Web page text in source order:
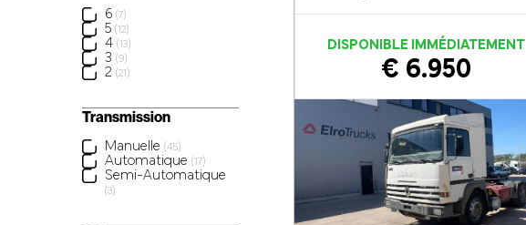
6 (7)
5 (12)
4 (13)
3 (9)
2 (21)
Transmission
Manuelle (45)
Automatique (17)
Semi-Automatique
(3)
DISPONIBLE IMMÉDIATEMENT
€ 6.950